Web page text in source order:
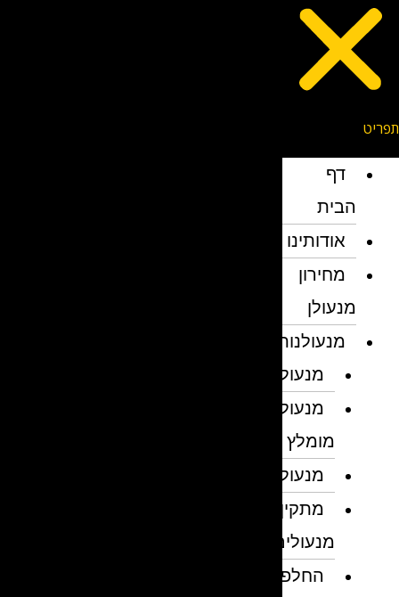
דף
הבית
אודותינו
מחירון
מנעולן
מנעולנות
מנעולן
מנעולן
מומלץ
מנעולנים
מתקין
מנעולים
החלפת